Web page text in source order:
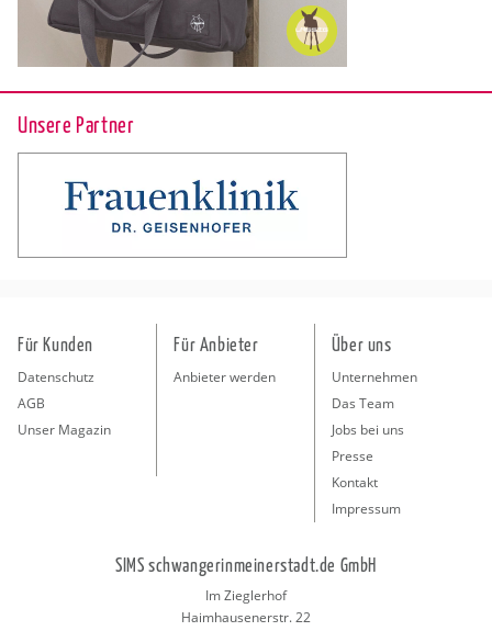
Unsere Partner
Für Kunden
Datenschutz
AGB
Unser Magazin
Für Anbieter
Anbieter werden
Über uns
Unternehmen
Das Team
Jobs bei uns
Presse
Kontakt
Impressum
SIMS schwangerinmeinerstadt.de GmbH
Im Zieglerhof
Haimhausenerstr. 22